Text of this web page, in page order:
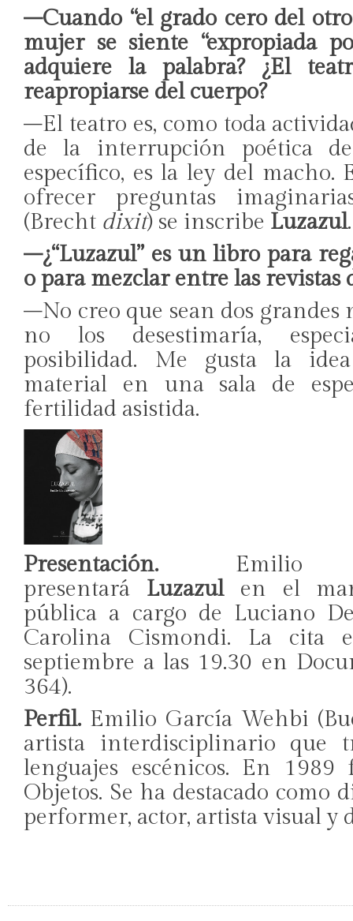
–Cuando “el grado cero del
mujer se siente “expropiada
adquiere la palabra? ¿El
reapropiarse del cuerpo?
–El teatro es, como toda
de la interrupción poética
específico, es la ley del macho.
ofrecer preguntas
(Brecht dixit) se inscribe Luzazul.
–¿“Luzazul” es un libro para
o para mezclar entre las revistas
–No creo que sean dos grandes
no los desestimaría,
posibilidad. Me gusta la
material en una sala de
fertilidad asistida.
Presentación. Emilio
presentará Luzazulen el
pública a cargo de Luciano
Carolina Cismondi. La cita
septiembre a las 19.30 en
364).
Perfil. Emilio García Wehbi
artista interdisciplinario que
lenguajes escénicos. En
Objetos. Se ha destacado como
performer, actor, artista visual y